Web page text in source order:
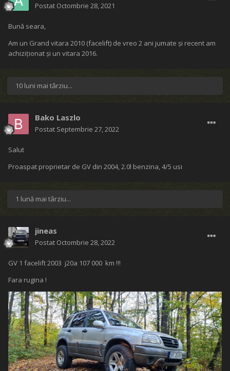
Postat Octombrie 28, 2021
Bună seara,
Am un Grand vitara 2010 (facelift) de vreo 2 ani jumate și recent am
achiziționat și un vitara 2016.
10 luni mai târziu...
Bako Laszlo
Postat Septembrie 27, 2022
Salut
Proaspat proprietar de GV din 2004, 2.0l benzina, 4/5 usi
1 lună mai târziu...
jineas
Postat Octombrie 28, 2022
GV 1 facelift 2003 j20a 107 000 km !!!
Fara rugina !